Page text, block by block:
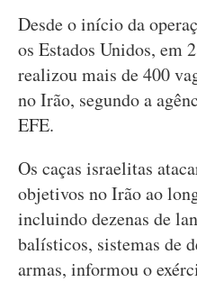
Desde o início da
os Estados Unidos, em
realizou mais de 400
no Irão, segundo a
EFE.
Os caças israelitas
objetivos no Irão ao
incluindo dezenas de
balísticos, sistemas de
armas, informou o